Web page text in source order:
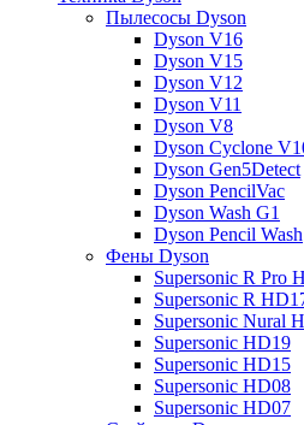
Пылесосы Dyson
Dyson V16
Dyson V15
Dyson V12
Dyson V11
Dyson V8
Dyson Cyclone
Dyson Gen5Detect
Dyson PencilVac
Dyson Wash G1
Dyson Pencil Wash
Фены Dyson
Supersonic R Pro
Supersonic R
Supersonic Nural
Supersonic HD19
Supersonic HD15
Supersonic HD08
Supersonic HD07